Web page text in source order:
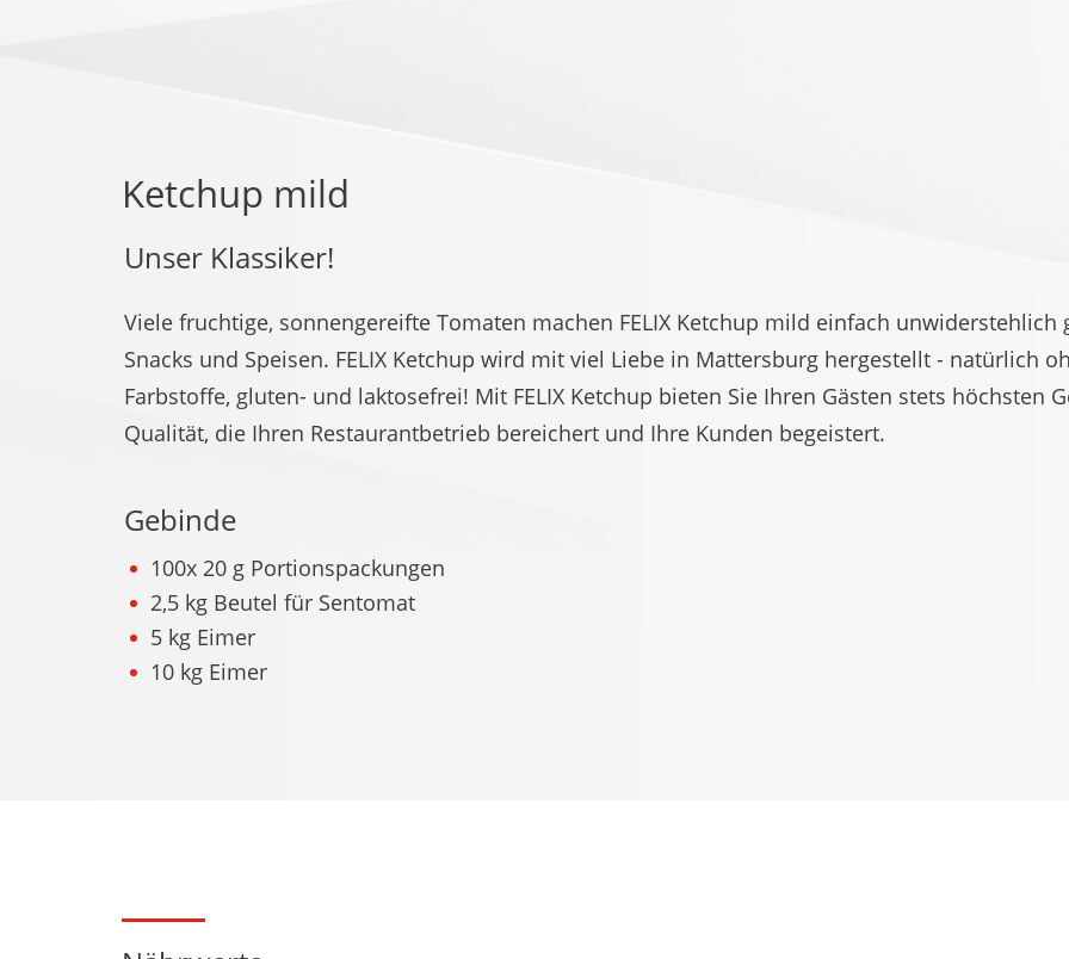
Ketchup mild
Unser Klassiker!
Viele fruchtige, sonnengereifte Tomaten machen FELIX Ketchup mild einfach
Snacks und Speisen. FELIX Ketchup wird mit viel Liebe in Mattersburg hergestellt - natürlich
Farbstoffe, gluten- und laktosefrei! Mit FELIX Ketchup bieten Sie Ihren Gästen stets höchsten
Qualität, die Ihren Restaurantbetrieb bereichert und Ihre Kunden begeistert.
Gebinde
100x 20 g Portionspackungen
2,5 kg Beutel für Sentomat
5 kg Eimer
10 kg Eimer